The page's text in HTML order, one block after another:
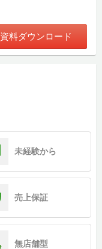
資料ダウンロード
未経験から
売上保証
無店舗型